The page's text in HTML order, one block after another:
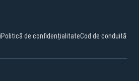
Politică de confidențialitateCod de conduită